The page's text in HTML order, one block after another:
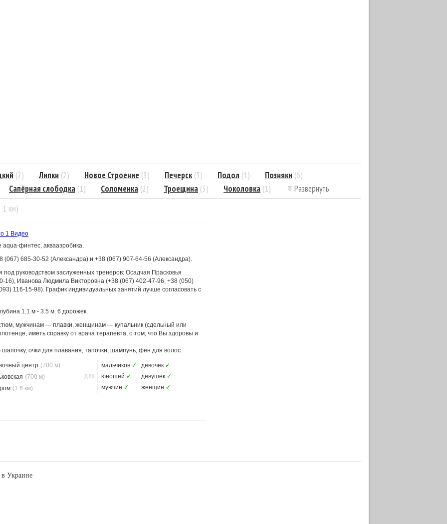
(2) Липки (2) Новое Строение (3) Печерск (3) Подол (1) Позняки (6)
Сапёрная слободка (1) Соломенка (2) Троещина (3) Чоколовка (1)
Развернуть
1 км)
1 Видео
aqua-финтес, аквааэробика.
(067) 685-30-52 (Александра) и +38 (067) 907-64-56 (Александра).
руководством заслуженных тренеров: Осадчая Прасковья
16), Иванова Людмила Викторовна (+38 (067) 402-47-96, +38 (050)
116-15-98). График индивидуальных занятий лучше согласовать с
1.1 м - 3.5 м. 6 дорожек.
мужчинам — плавки, женщинам — купальник (сдельный или
иметь справку от врача терапевта, о том, что Вы здоровы и
очки для плавания, тапочки, шампунь, фен для волос.
центр (700 м)
(700 м)
(1.6 км)
ДЛЯ
мальчиков ✓ девочек ✓
юношей ✓ девушек ✓
мужчин ✓ женщин ✓
Украине